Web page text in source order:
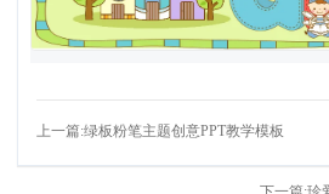
上一篇:绿板粉笔主题创意PPT教学模板